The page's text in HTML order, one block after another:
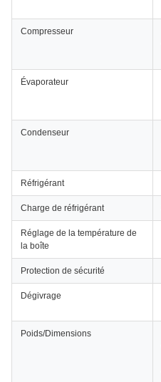
Compresseur
Évaporateur
Condenseur
Réfrigérant
Charge de réfrigérant
Réglage de la température de
la boîte
Protection de sécurité
Dégivrage
Poids/Dimensions